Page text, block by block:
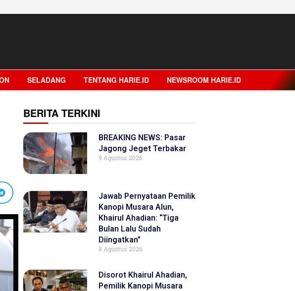
SELADANG TENTANG HARIE.ID NEWSROOM HARIE.ID
BERITA TERKINI
BREAKING NEWS: Pasar
Jagong Jeget Terbakar
9 Agustus 2026
Jawab Pernyataan Pemilik
Kanopi Musara Alun,
Khairul Ahadian: “Tiga
Bulan Lalu Sudah
Diingatkan”
8 Agustus 2026
Disorot Khairul Ahadian,
Pemilik Kanopi Musara